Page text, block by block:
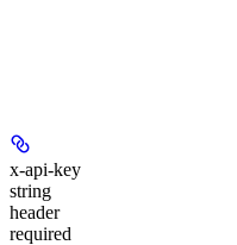
x-api-key
string
header
required